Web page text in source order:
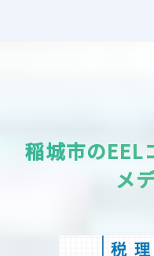
稲城市のEEL
メ